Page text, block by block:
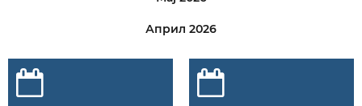
Април 2026